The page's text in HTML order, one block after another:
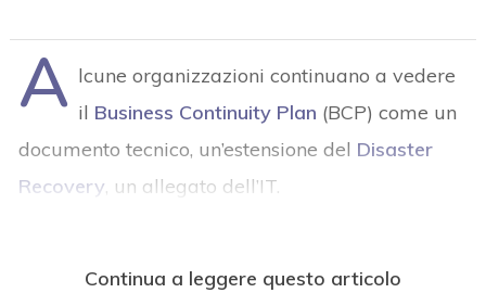
A lcune organizzazioni continuano a vedere
il Business Continuity Plan (BCP) come un
documento tecnico, un’estensione del Disaster
Recovery, un allegato dell’IT.
Continua a leggere questo articolo